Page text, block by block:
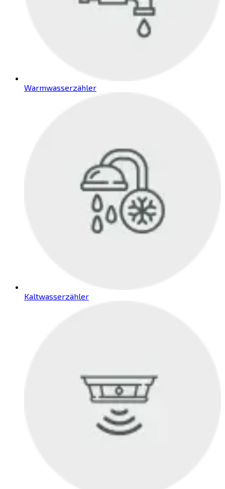
Warmwasserzähler
Kaltwasserzähler